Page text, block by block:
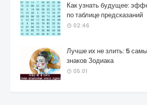
Как узнать будущее:
по таблице предсказаний
02:46
Лучше их не злить: 5
знаков Зодиака
05:01